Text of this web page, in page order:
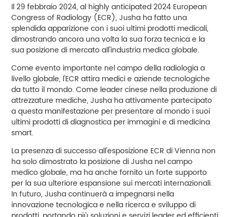
Il 29 febbraio 2024, al highly anticipated 2024 European
Congress of Radiology (ECR), Jusha ha fatto una
splendida apparizione con i suoi ultimi prodotti medicali,
dimostrando ancora una volta la sua forza tecnica e la
sua posizione di mercato all'industria medica globale.
Come evento importante nel campo della radiologia a
livello globale, l'ECR attira medici e aziende tecnologiche
da tutto il mondo. Come leader cinese nella produzione di
attrezzature mediche, Jusha ha attivamente partecipato
a questa manifestazione per presentare al mondo i suoi
ultimi prodotti di diagnostica per immagini e di medicina
smart.
La presenza di successo all'esposizione ECR di Vienna non
ha solo dimostrato la posizione di Jusha nel campo
medico globale, ma ha anche fornito un forte supporto
per la sua ulteriore espansione sui mercati internazionali.
In futuro, Jusha continuerà a impegnarsi nella
innovazione tecnologica e nella ricerca e sviluppo di